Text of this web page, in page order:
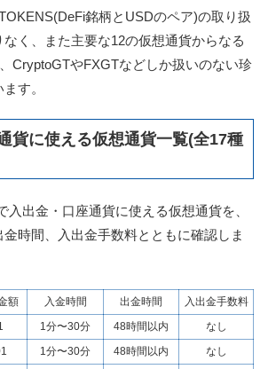
銘柄とUSDのペア)の取り扱
く、また主要な12の仮想通貨からなる
CryptoGTやFXGTなどしか扱いのない珍
す。
貨に使える仮想通貨一覧(全17種
入出金・口座通貨に使える仮想通貨を、
時間、入出金手数料とともに確認しま
額 入金時間 出金時間
入出金手数料
1分〜30分 48時間以内
なし
1分〜30分 48時間以内
なし